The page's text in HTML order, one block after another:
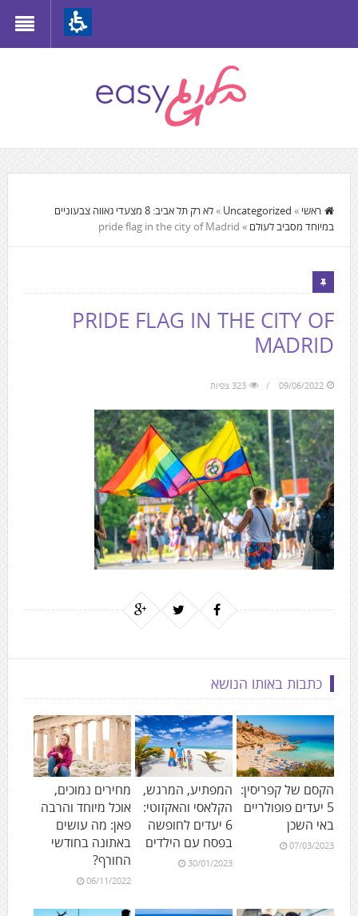
to
move
to
the
main
Content
התוכן
המרכזי,
You
can
press
Enter
to
skip
to
the
next
area
ראשי »
Uncategorized
»
לא רק תל אביב: 8 מצעדי גאווה צבעוניים
במיוחד מסביב לעולם »
pride flag in the city of Madrid
PRIDE FLAG IN THE CITY OF
MADRID
09/06/2022 323 צפיות
כתבות באותו הנושא
הקסם של קפריסין:
5 יעדים פופולריים
באי השכן
07/03/2023
המפתיע, המרגש,
הקלאסי והאקזוטי:
6 יעדים לחופשה
בפסח עם הילדים
30/01/2023
מחירים נמוכים,
אוכל מיוחד והרבה
פאן: מה עושים
באתונה בחודשי
החורף?
06/11/2022